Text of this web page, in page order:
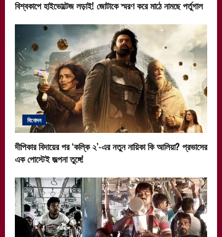
বিশ্বকাপে হাইভোল্টেজ লড়াই! জোটাকে স্মরণ করে মাঠে নামছে পর্তুগাল
বিনোদন
দীপিকার বিদায়ের পর ‘কল্কি ২’-এর নতুন নায়িকা কি আলিয়া? প্রভাসের
এক পোস্টেই জল্পনা তুঙ্গে!